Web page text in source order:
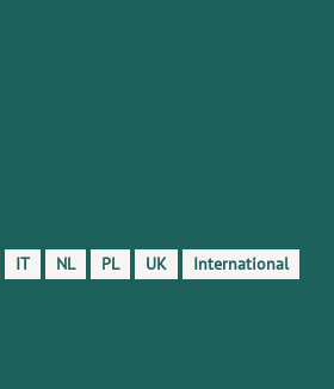
IT NL PL UK International